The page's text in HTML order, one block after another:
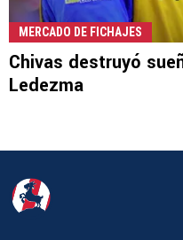
MERCADO DE FICHAJES
Chivas destruyó
Ledezma